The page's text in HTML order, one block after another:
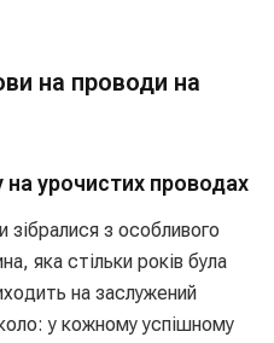
на проводи на
урочистих проводах
зібралися з особливого
яка стільки років була
на заслужений
у кожному успішному